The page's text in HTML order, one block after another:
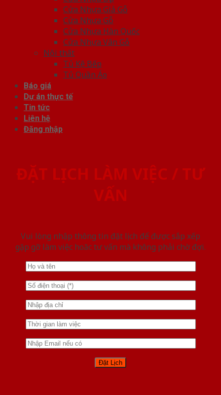
Cửa Nhựa Giả Gỗ
Cửa Nhựa Gỗ
Cửa Nhựa Hàn Quốc
Cửa Nhựa Vân Gỗ
Nội thất
Tủ Kệ Bếp
Tủ Quần Áo
Báo giá
Dự án thực tế
Tin tức
Liên hệ
Đăng nhập
ĐẶT LỊCH LÀM VIỆC / TƯ
VẤN
Vui lòng nhập thông tin đặt lịch để được sắp xếp
gặp gỡ làm việc hoăc tư vấn mà không phải chờ đợi.